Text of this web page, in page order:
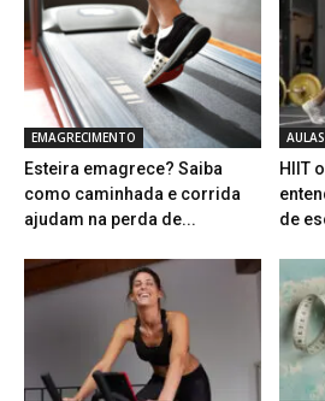
EMAGRECIMENTO
Esteira emagrece? Saiba
como caminhada e corrida
ajudam na perda de...
HIIT
de